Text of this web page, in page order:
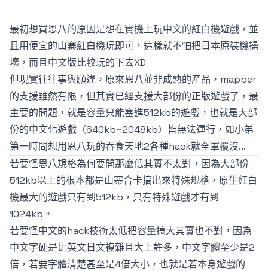
最初想買恩八的原因是想在實機上玩中文的紅白機遊戲，並
且用便宜的山寨紅白機玩即可，這樣就不怕把日本原裝機操
壞，而且中文版比較玩的下去XD
但現實往往事與願違，原來恩八並非成熟的產品，mapper
的支援雖然有限，但其實已經支援大部份的正版遊戲了，最
主要的問題，就是容量只能塞進512kb的遊戲，也就是大部
份的中文化遊戲（640kb~2048kb）皆無法運行，如小弟
第一時間想用恩八玩的吞食天地2各種hack就全軍覆沒...
若要怪恩八規格為何要開那麼低其實不太對，因為大部份
512kb以上的根本都是山寨合卡搞出來特殊規格，原生紅白
機最大的遊戲只有到512kb，只有特殊遊戲才有到
1024kb。
若要怪中文的hack技術太低把容量搞大其實也不對，因為
中文字硬是比英文日文複雜且大上許多，中文字體至少是2
倍，若要字體清楚甚至是4倍大小，也就是若本身遊戲的